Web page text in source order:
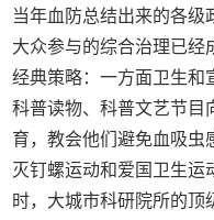
当年血防总结出来的各级
大众参与的综合治理已经
经典策略：一方面卫生和
科普读物、科普文艺节目
育，教会他们避免血吸虫
灭钉螺运动和爱国卫生运
时，大城市科研院所的顶